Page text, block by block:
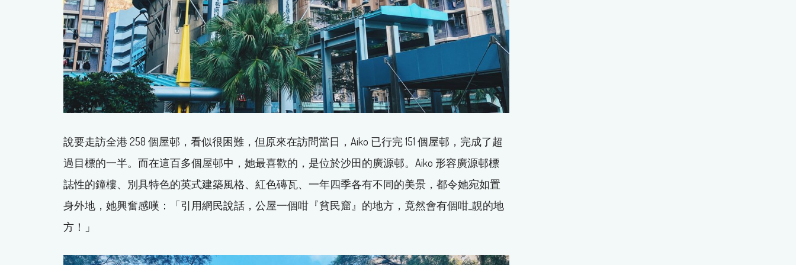
說要走訪全港 258 個屋邨，看似很困難，但原來在訪問當日，Aiko 已行完 151 個屋邨，完成了超
過目標的一半。而在這百多個屋邨中，她最喜歡的，是位於沙田的廣源邨。Aiko 形容廣源邨標
誌性的鐘樓、別具特色的英式建築風格、紅色磚瓦、一年四季各有不同的美景，都令她宛如置
身外地，她興奮感嘆：「引用網民說話，公屋一個咁『貧民窟』的地方，竟然會有個咁_靚的地
方！」